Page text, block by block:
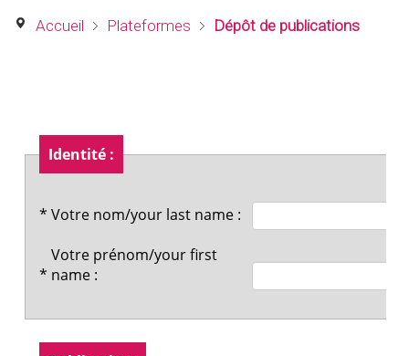
Accueil Plateformes Dépôt de publications